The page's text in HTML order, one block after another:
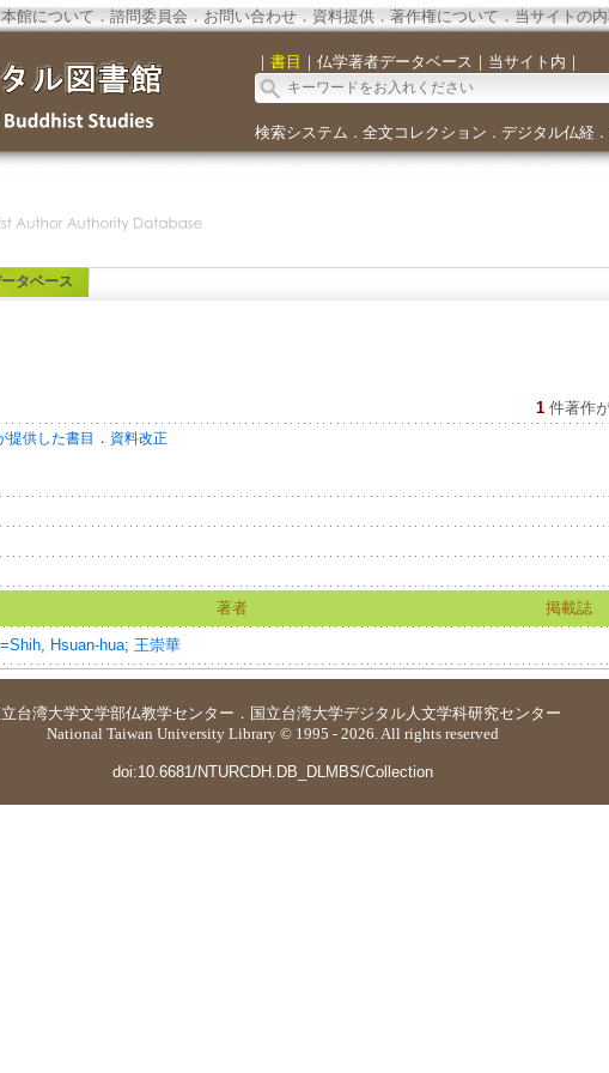
本館について．諮問委員会． お問い合わせ． 資料提供．著作権について．当サイトの
｜ 書目 ｜ 仏学著者データベース ｜ 当サイト内 ｜
検索システム ． 全文コレクション ． デジタル仏経．
タベース
1 件著作
提供した書目 ． 資料改正
著者 掲載誌
Hsuan-hua; 王崇華
立台湾大学文学部仏教学センター ． 国立台湾大学デジタル人文学科研究センター
National Taiwan University Library © 1995 - 2026. All rights reserved
doi:10.6681/NTURCDH.DB_DLMBS/Collection